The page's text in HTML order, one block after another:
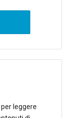
leggere